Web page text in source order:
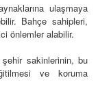
ulaşmaya
Bahçe sahipleri,
önlemler alabilir.
sakinlerinin, bu
ve koruma